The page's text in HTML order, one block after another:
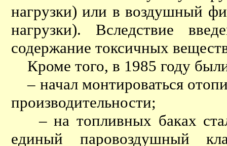
нагрузки) или в воздушный
нагрузки). Вследствие
содержание токсичных
Кроме того, в 1985 году
– начал монтироваться
производительности;
– на топливных баках
единый паровоздушный